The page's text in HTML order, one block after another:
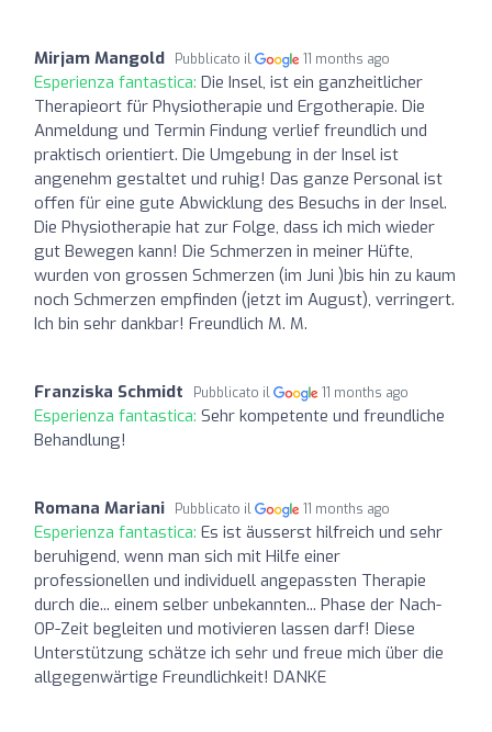
Mirjam Mangold Pubblicato il 11 months ago
Esperienza fantastica: Die Insel, ist ein ganzheitlicher
Therapieort für Physiotherapie und Ergotherapie. Die
Anmeldung und Termin Findung verlief freundlich und
praktisch orientiert. Die Umgebung in der Insel ist
angenehm gestaltet und ruhig! Das ganze Personal ist
offen für eine gute Abwicklung des Besuchs in der Insel.
Die Physiotherapie hat zur Folge, dass ich mich wieder
gut Bewegen kann! Die Schmerzen in meiner Hüfte,
wurden von grossen Schmerzen (im Juni )bis hin zu kaum
noch Schmerzen empfinden (jetzt im August), verringert.
Ich bin sehr dankbar! Freundlich M. M.
Franziska Schmidt Pubblicato il 11 months ago
Esperienza fantastica: Sehr kompetente und freundliche
Behandlung!
Romana Mariani Pubblicato il 11 months ago
Esperienza fantastica: Es ist äusserst hilfreich und sehr
beruhigend, wenn man sich mit Hilfe einer
professionellen und individuell angepassten Therapie
durch die... einem selber unbekannten... Phase der Nach-
OP-Zeit begleiten und motivieren lassen darf! Diese
Unterstützung schätze ich sehr und freue mich über die
allgegenwärtige Freundlichkeit! DANKE